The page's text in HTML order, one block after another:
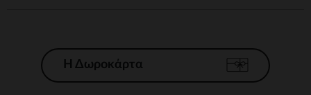
Η Δωροκάρτα